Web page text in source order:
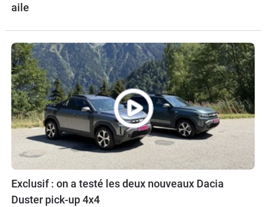
aile
Exclusif : on a testé les deux nouveaux Dacia
Duster pick-up 4x4